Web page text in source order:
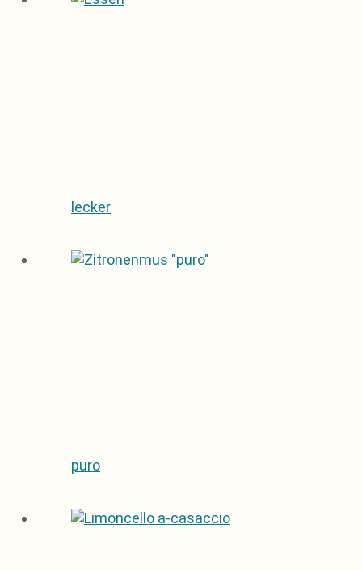
lecker
puro